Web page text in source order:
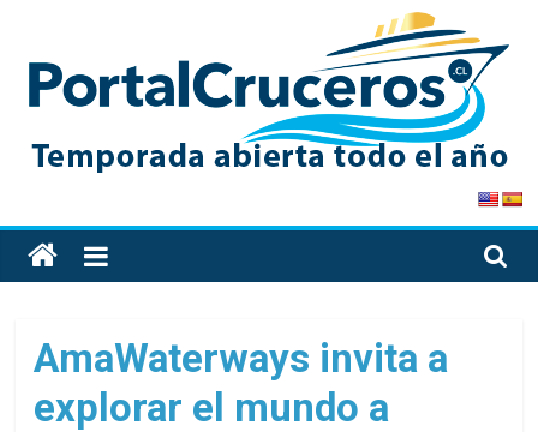
content
PortalCruceros
Toda
la
cruceros
en
AmaWaterways invita a
explorar el mundo a